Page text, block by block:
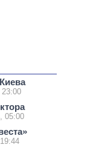
23:00
05:00